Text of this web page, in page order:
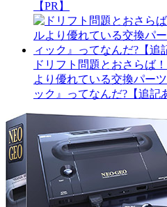
【PR】
ドリフト問題とおさらば
より優れている交換パー
ック』ってなんだ?【追記